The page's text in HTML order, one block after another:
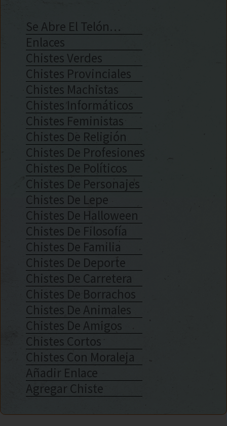
Se Abre El Telón…
Enlaces
Chistes Verdes
Chistes Provinciales
Chistes Machistas
Chistes Informáticos
Chistes Feministas
Chistes De Religión
Chistes De Profesiones
Chistes De Políticos
Chistes De Personajes
Chistes De Lepe
Chistes De Halloween
Chistes De Filosofía
Chistes De Familia
Chistes De Deporte
Chistes De Carretera
Chistes De Borrachos
Chistes De Animales
Chistes De Amigos
Chistes Cortos
Chistes Con Moraleja
Añadir Enlace
Agregar Chiste